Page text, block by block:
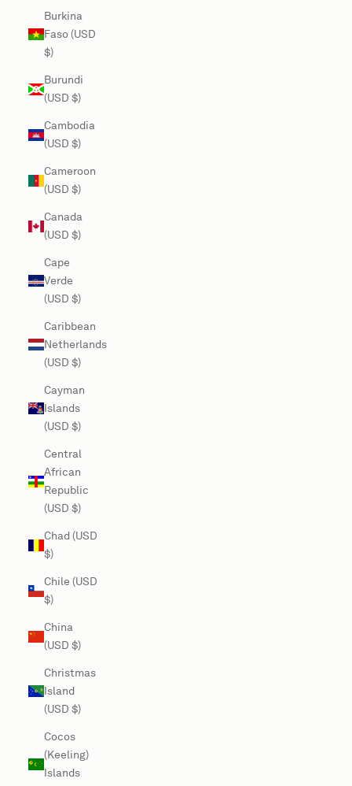
Burkina
Faso (USD
$)
Burundi
(USD $)
Cambodia
(USD $)
Cameroon
(USD $)
Canada
(USD $)
Cape
Verde
(USD $)
Caribbean
Netherlands
(USD $)
Cayman
Islands
(USD $)
Central
African
Republic
(USD $)
Chad (USD
$)
Chile (USD
$)
China
(USD $)
Christmas
Island
(USD $)
Cocos
(Keeling)
Islands